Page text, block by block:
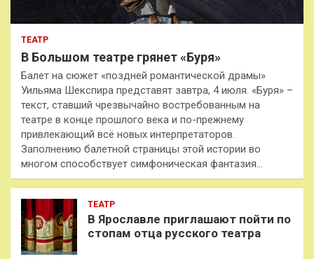
ТЕАТР
В Большом театре грянет «Буря»
Балет на сюжет «поздней романтической драмы»
Уильяма Шекспира представят завтра, 4 июля. «Буря» –
текст, ставший чрезвычайно востребованным на
театре в конце прошлого века и по-прежнему
привлекающий всё новых интерпретаторов.
Заполнению балетной страницы этой истории во
многом способствует симфоническая фантазия…
ТЕАТР
В Ярославле приглашают пойти по
стопам отца русского театра